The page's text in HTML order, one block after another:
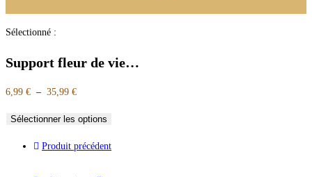
Sélectionné :
Support fleur de vie…
6,99 € – 35,99 €
Sélectionner les options
Produit précédent